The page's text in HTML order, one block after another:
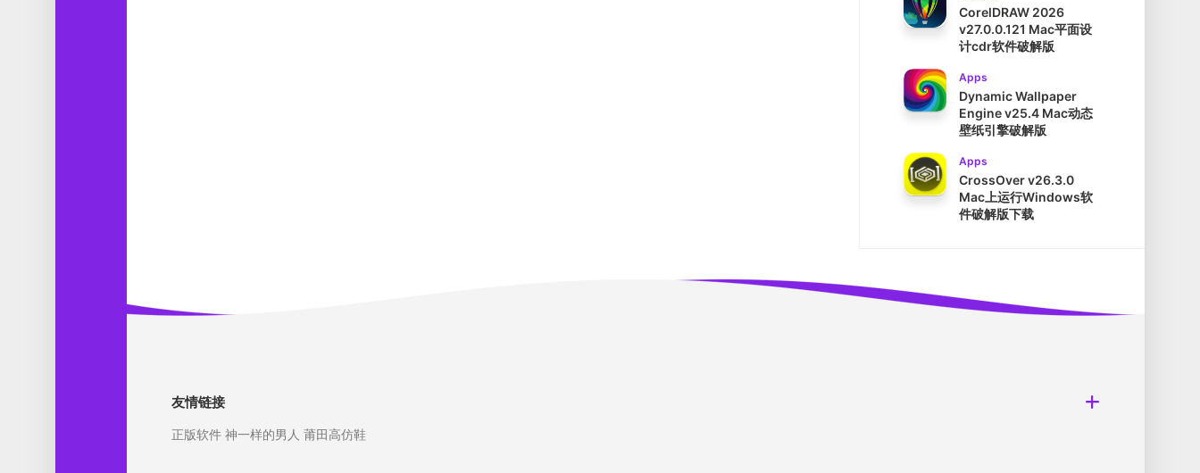
CorelDRAW 2026
v27.0.0.121 Mac平面设
计cdr软件破解版
Apps
Dynamic Wallpaper
Engine v25.4 Mac动态
壁纸引擎破解版
Apps
CrossOver v26.3.0
Mac上运行Windows软
件破解版下载
友情链接
正版软件 神一样的男人 莆田高仿鞋